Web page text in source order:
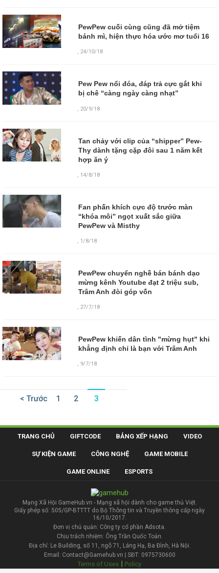
PewPew cuối cùng cũng đã mở tiệm
bánh mì, hiện thực hóa ước mơ tuổi 16
, 24/10/18
Pew Pew nổi đóa, đáp trả cực gắt khi
bị chê “càng ngày càng nhạt”
20/9/18
Tan chảy với clip của “shipper” Pew-
Thy dành tặng cặp đôi sau 1 năm kết
hợp ăn ý
, 14/8/18
Fan phấn khích cực độ trước màn
“khóa môi” ngọt xuất sắc giữa
PewPew và Misthy
, 1/8/18
PewPew chuyển nghề bán bánh dạo
mừng kênh Youtube đạt 2 triệu sub,
Trâm Anh đòi góp vốn
, 27/7/18
PewPew khiến dân tình "mừng hụt" khi
khẳng định chỉ là bạn với Trâm Anh
, 9/7/18
< Trước 1 2 3
TRANG CHỦ GIFTCODE BẢNG XẾP HẠNG VIDEO
SỰ KIỆN GAME CÔNG NGHỆ GAME MOBILE
GAME ONLINE ESPORTS
Mạng Xã Hội GameHub.vn - Mạng xã hội dành cho game thủ Việt.
Giấy phép số: 505/GP-BTTTT do Bộ Thông tin và Truyền thông cấp ngày
16/10/2017.
Đơn vị chủ quản: Công ty cổ phần Adsota.
Chịu trách nhiệm: Ông Trần Quốc Toản.
Địa chỉ: Le Building, số 11, ngõ 71, Láng Hạ, Ba Đình, Hà Nội.
Email: Contact@Gamehub.vn | SĐT: 0975730600
Terms of Uses | Policy